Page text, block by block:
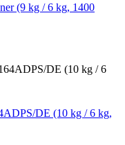
(9 kg / 6 kg, 1400
DE (10 kg / 6 kg,